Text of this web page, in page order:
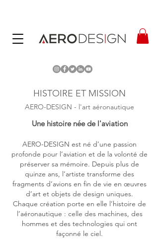
HISTOIRE ET MISSION
AERO-DESIGN - l'art aéronautique
Une histoire née de l'aviation
AERO-DESIGN est né d’une passion
profonde pour l’aviation et de la volonté de
préserver sa mémoire. Depuis plus de
quinze ans, l’artiste transforme des
fragments d’avions en fin de vie en œuvres
d’art et objets de design uniques.
Chaque création porte en elle l’histoire de
l’aéronautique : celle des machines, des
hommes et des technologies qui ont
façonné le ciel.